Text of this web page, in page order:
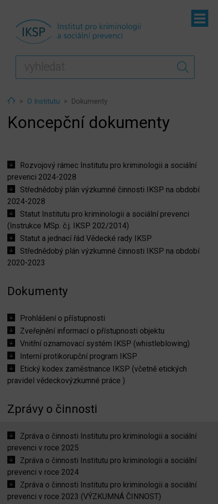
HomeO Institutu Dokumenty
Koncepční dokumenty
Rozvojový rámec Institutu pro kriminologii a sociální
prevenci 2024-2028
Střednědobý plán výzkumné činnosti IKSP na období
2024-2028
Statut Institutu pro kriminologii a sociální prevenci
(Instrukce MSp. č.j. IKSP 202/2014)
Statut a jednací řád Vědecké rady IKSP
Střednědobý plán výzkumné činnosti IKSP na období
2020-2023
Dokumenty
Prohlášení o přístupnosti
Zveřejnění informací o přístupnosti objektu
Vnitřní oznamovací systém IKSP (whistleblowing)
Interní protikorupční program IKSP
Etický kodex zaměstnance IKSP (včetně etických
pravidel vědeckovýzkumné práce )
Zprávy o činnosti
Zpráva o činnosti Institutu pro kriminologii a sociální
prevenci v roce 2025
Zpráva o činnosti Institutu pro kriminologii a sociální
prevenci v roce 2024
Zpráva o činnosti Institutu pro kriminologii a sociální
prevenci v roce 2023 (VÝZKUMNÁ ČINNOST)